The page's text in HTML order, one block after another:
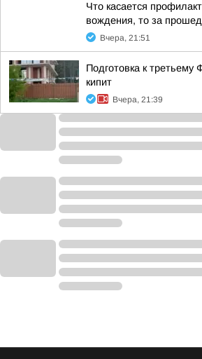
Что касается
вождения, то за
Вчера, 21:51
Подготовка к
кипит
Вчера, 21:39